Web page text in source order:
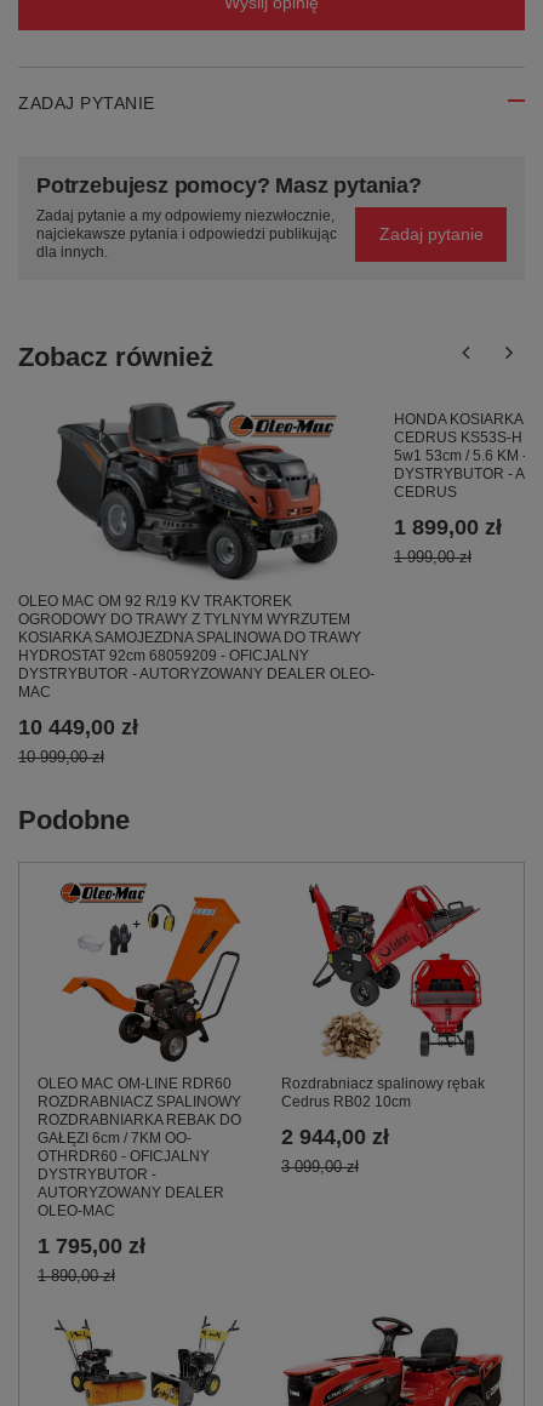
ZADAJ PYTANIE
Potrzebujesz pomocy? Masz pytania?
Zadaj pytanie a my odpowiemy niezwłocznie,
najciekawsze pytania i odpowiedzi publikując
dla innych.
Zadaj pytanie
Zobacz również
OLEO MAC OM 92 R/19 KV TRAKTOREK
OGRODOWY DO TRAWY Z TYLNYM WYRZUTEM
KOSIARKA SAMOJEZDNA SPALINOWA DO TRAWY
HYDROSTAT 92cm 68059209 - OFICJALNY
DYSTRYBUTOR - AUTORYZOWANY DEALER OLEO-
MAC
10 449,00 zł
10 999,00 zł
HONDA KOSIARKA
CEDRUS KS53S-H Z
5w1 53cm / 5.6 KM -
DYSTRYBUTOR -
CEDRUS
1 899,00 zł
1 999,00 zł
Podobne
OLEO MAC OM-LINE RDR60
ROZDRABNIACZ SPALINOWY
ROZDRABNIARKA REBAK DO
GAŁĘZI 6cm / 7KM OO-
OTHRDR60 - OFICJALNY
DYSTRYBUTOR -
AUTORYZOWANY DEALER
OLEO-MAC
1 795,00 zł
1 890,00 zł
Rozdrabniacz spalinowy rębak
Cedrus RB02 10cm
2 944,00 zł
3 099,00 zł